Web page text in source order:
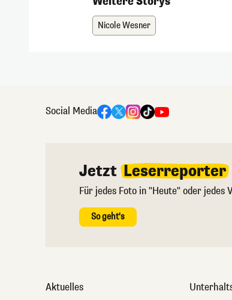
Nicole Wesner
Social Media
Jetzt Leserreporter
Für jedes Foto in "Heute" oder jedes
So geht's
Aktuelles